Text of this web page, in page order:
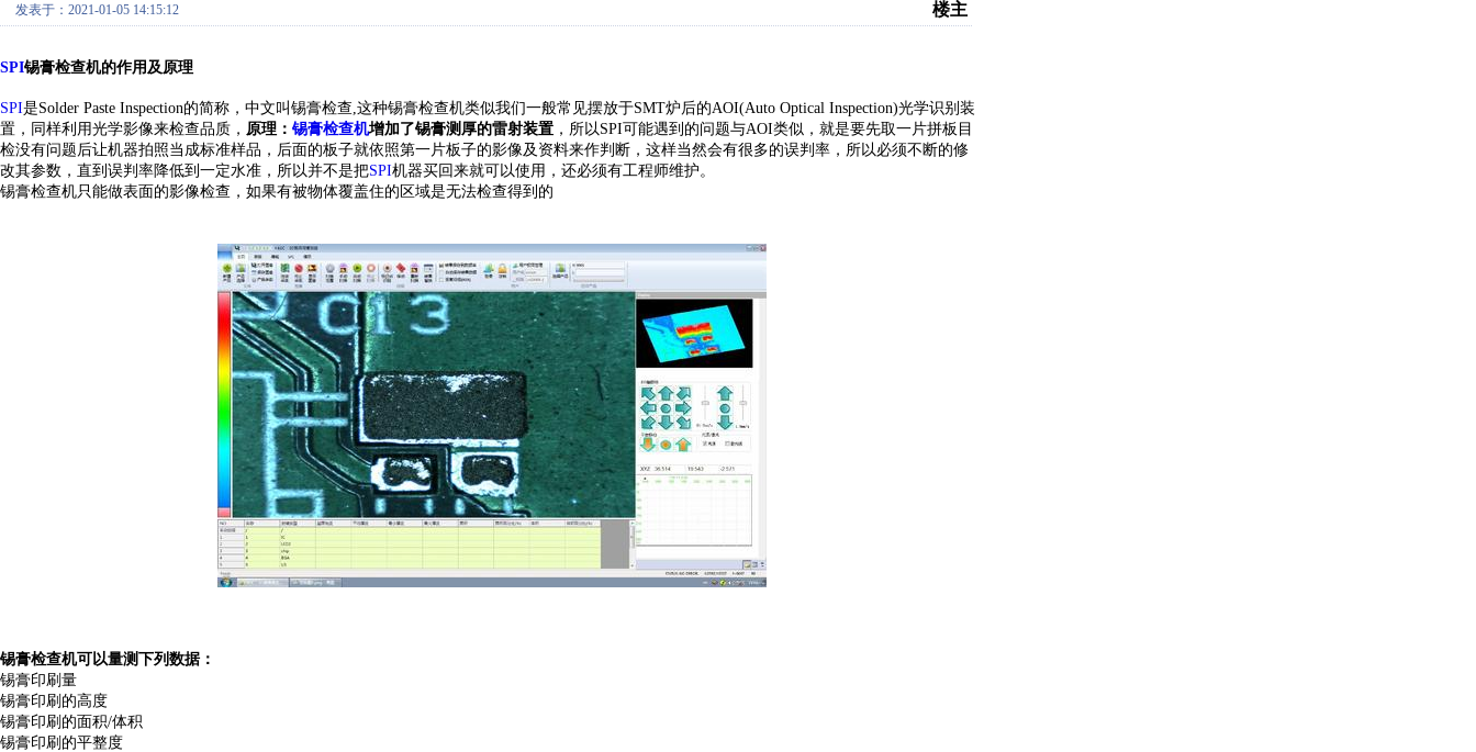
发表于：2021-01-05 14:15:12 楼主
SPI锡膏检查机的作用及原理
SPI是Solder Paste Inspection的简称，中文叫锡膏检查,这种锡膏检查机类似我们一般常见摆放于SMT炉后的AOI(Auto Optical Inspection)光学识别 装
置，同样利用光学影像来检查品质， 原理： 锡膏检查机增加了锡膏测厚的雷射装置 ，所以SPI可能遇到的问题与AOI类似，就是要先取一片拼板目
检没有问题后让机器拍照当成标准样品，后面的板子就依照第一片板子的影像及资料来作判断，这样当然会有很多的误判率，所以必须不断的修
改其参数，直到误判率降低到一定水准，所以并不是把SPI机器买回来就可以使用，还必须有工程师维护。
锡膏检查机只能做表面的影像检查，如果有被物体覆盖住的区域是无法检查得到的
锡膏检查机可以量测下列数据：
锡膏印刷量
锡膏印刷的高度
锡膏印刷的面积/体积
锡膏印刷的平整度